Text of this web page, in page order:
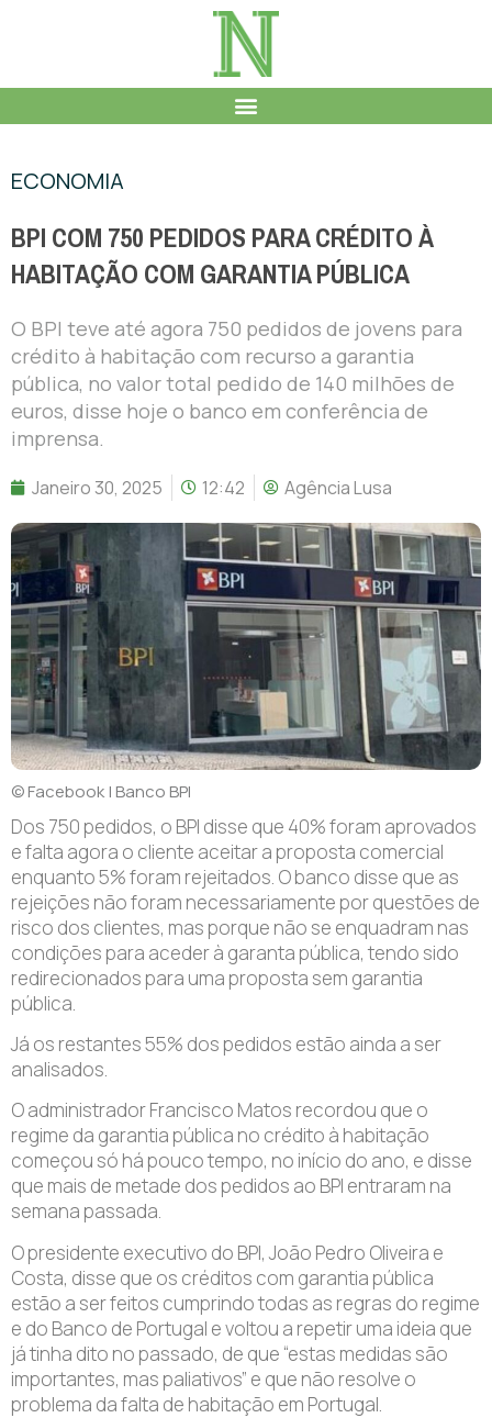
ECONOMIA
BPI COM 750 PEDIDOS PARA CRÉDITO À
HABITAÇÃO COM GARANTIA PÚBLICA
O BPI teve até agora 750 pedidos de jovens para
crédito à habitação com recurso a garantia
pública, no valor total pedido de 140 milhões de
euros, disse hoje o banco em conferência de
imprensa.
Janeiro 30, 2025 12:42 Agência Lusa
© Facebook | Banco BPI
Dos 750 pedidos, o BPI disse que 40% foram aprovados
e falta agora o cliente aceitar a proposta comercial
enquanto 5% foram rejeitados. O banco disse que as
rejeições não foram necessariamente por questões de
risco dos clientes, mas porque não se enquadram nas
condições para aceder à garanta pública, tendo sido
redirecionados para uma proposta sem garantia
pública.
Já os restantes 55% dos pedidos estão ainda a ser
analisados.
O administrador Francisco Matos recordou que o
regime da garantia pública no crédito à habitação
começou só há pouco tempo, no início do ano, e disse
que mais de metade dos pedidos ao BPI entraram na
semana passada.
O presidente executivo do BPI, João Pedro Oliveira e
Costa, disse que os créditos com garantia pública
estão a ser feitos cumprindo todas as regras do regime
e do Banco de Portugal e voltou a repetir uma ideia que
já tinha dito no passado, de que “estas medidas são
importantes, mas paliativos” e que não resolve o
problema da falta de habitação em Portugal.